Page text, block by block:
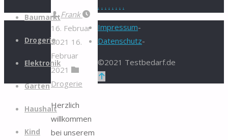
Zum
springen
Baumarkt
Drogerie
Elektronik
Garten
Haushalt
Kind
Frank
16. Februar
2021 16.
Februar
2021
Drogerie
Herzlich
willkommen
bei unserem
. . . . . . . .
Impressum-
Datenschutz-
©2021 Testbedarf.de
Zurück